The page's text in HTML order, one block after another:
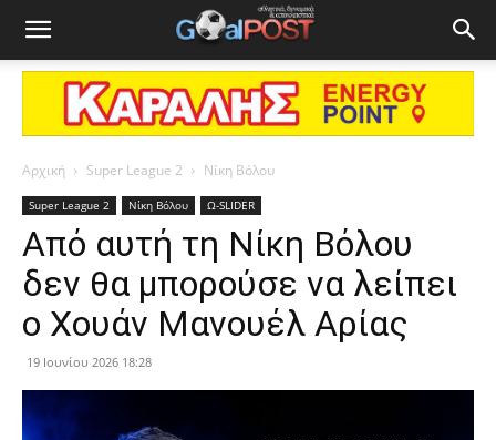
Αρχική Super League 2 Νίκη Βόλου
Super League 2 Νίκη Βόλου Ω-SLIDER
Από αυτή τη Νίκη Βόλου
δεν θα μπορούσε να λείπει
ο Χουάν Μανουέλ Αρίας
19 Ιουνίου 2026 18:28